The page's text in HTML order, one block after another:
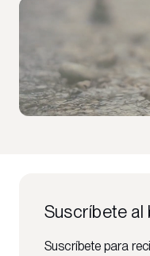
Suscríbete al
Suscríbete para